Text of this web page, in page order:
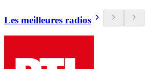
Les meilleures radios